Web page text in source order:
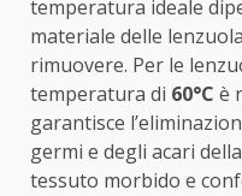
temperatura ideale
materiale delle
rimuovere. Per le
temperatura di 60°C è
garantisce
germi e degli acari
tessuto morbido e